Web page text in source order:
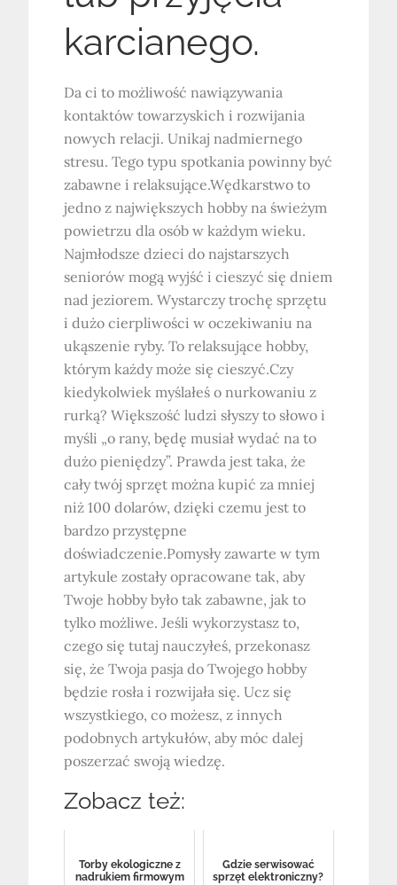
karcianego.
Da ci to możliwość nawiązywania
kontaktów towarzyskich i rozwijania
nowych relacji. Unikaj nadmiernego
stresu. Tego typu spotkania powinny być
zabawne i relaksujące.Wędkarstwo to
jedno z największych hobby na świeżym
powietrzu dla osób w każdym wieku.
Najmłodsze dzieci do najstarszych
seniorów mogą wyjść i cieszyć się dniem
nad jeziorem. Wystarczy trochę sprzętu
i dużo cierpliwości w oczekiwaniu na
ukąszenie ryby. To relaksujące hobby,
którym każdy może się cieszyć.Czy
kiedykolwiek myślałeś o nurkowaniu z
rurką? Większość ludzi słyszy to słowo i
myśli „o rany, będę musiał wydać na to
dużo pieniędzy”. Prawda jest taka, że ​​
cały twój sprzęt można kupić za mniej
niż 100 dolarów, dzięki czemu jest to
bardzo przystępne
doświadczenie.Pomysły zawarte w tym
artykule zostały opracowane tak, aby
Twoje hobby było tak zabawne, jak to
tylko możliwe. Jeśli wykorzystasz to,
czego się tutaj nauczyłeś, przekonasz
się, że Twoja pasja do Twojego hobby
będzie rosła i rozwijała się. Ucz się
wszystkiego, co możesz, z innych
podobnych artykułów, aby móc dalej
poszerzać swoją wiedzę.
Zobacz też:
Torby ekologiczne z
nadrukiem firmowym
Gdzie serwisować
sprzęt elektroniczny?